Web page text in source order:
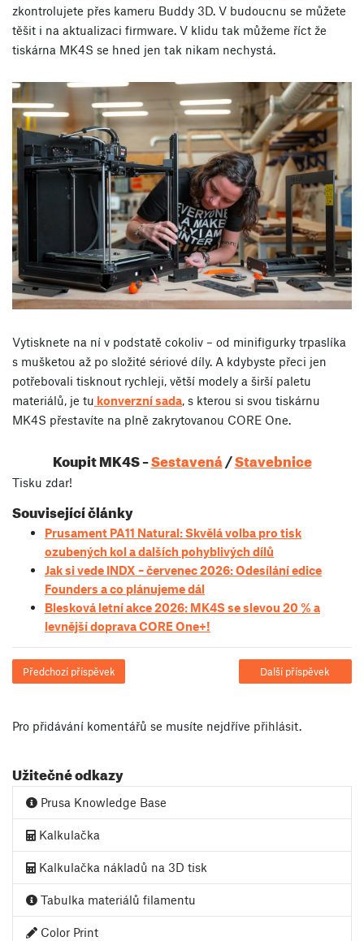
zkontrolujete přes kameru Buddy 3D. V budoucnu se můžete
těšit i na aktualizaci firmware. V klidu tak můžeme říct že
tiskárna MK4S se hned jen tak nikam nechystá.
Vytisknete na ní v podstatě cokoliv – od minifigurky trpaslíka
s mušketou až po složité sériové díly. A kdybyste přeci jen
potřebovali tisknout rychleji, větší modely a širší paletu
materiálů, je tu konverzní sada , s kterou si svou tiskárnu
MK4S přestavíte na plně zakrytovanou CORE One.
Koupit MK4S –Sestavená/Stavebnice
Tisku zdar!
Související články
Prusament PA11 Natural: Skvělá volba pro tisk
ozubených kol a dalších pohyblivých dílů
Jak si vede INDX – červenec 2026: Odesílání edice
Founders a co plánujeme dál
Blesková letní akce 2026: MK4S se slevou 20 % a
levnější doprava CORE One+!
Předchozí příspěvek Další příspěvek
Pro přidávání komentářů se musíte nejdříve přihlásit.
Užitečné odkazy
Prusa Knowledge Base
Kalkulačka
Kalkulačka nákladů na 3D tisk
Tabulka materiálů filamentu
Color Print